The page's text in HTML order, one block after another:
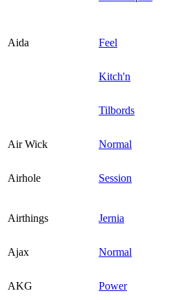
Aida Feel
Kitch'n
Tilbords
Air Wick
Normal
Airhole Session
Airthings Jernia
Ajax
Normal
AKG Power